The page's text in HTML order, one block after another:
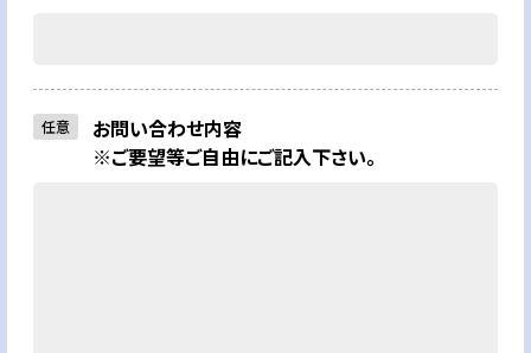
お問い合わせ内容
任意
※ご要望等ご自由にご記入下さい。